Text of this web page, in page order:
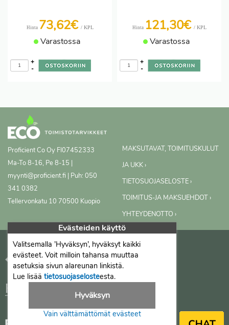
Hinta 73,62€ / KPL
Varastossa
-
+
Hinta 121,30€ / KPL
Varastossa
-
+
Proficient Co Oy FI07452333
Ma-To 8-16, Pe 8-15 |
myynti@proficient.fi | Puh: 050
341 0382
Tellervonkatu 10 70500 Kuopio
MAKSUTAVAT, TOIMITUSKULUT
JA UKK ›
TIETOSUOJASELOSTE ›
TOIMITUS-JA MAKSUEHDOT ›
YHTEYDENOTTO ›
Evästeiden käyttö
Valitsemalla ’Hyväksyn’, hyväksyt kaikki
evästeet. Voit milloin tahansa muuttaa
asetuksia sivun alareunan linkistä.
Lue lisää tietosuojaselosteesta.
Hyväksyn
Vain välttämättömät evästeet